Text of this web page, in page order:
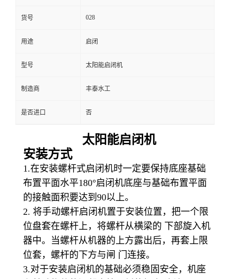
货号 028
用途 启闭
型号 太阳能启闭机
制造商 丰泰水工
是否进口 否
太阳能启闭机
安装方式
1.在安装螺杆式启闭机时一定要保持底座基础
布置平面水平180°启闭机底座与基础布置平面
的接触面积要达到90以上。
2. 将手动螺杆启闭机置于安装位置，把一个限
位盘套在螺杆上，将螺杆从横梁的 下部旋入机
器中。当螺杆从机器的上方露出后，再套上限
位套，螺杆的下方与闸 门连接。
3.对于安装启闭机的基础必须稳固安全，机座